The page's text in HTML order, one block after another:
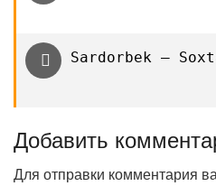
Sardorbek —
Добавить
Для отправки комментария